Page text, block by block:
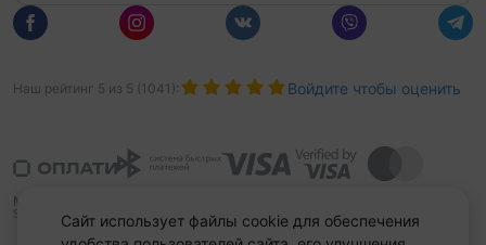
Наш рейтинг 5 из 5 (1041 ): Войдите чтобы оценить
Сайт использует файлы cookie для обеспечения